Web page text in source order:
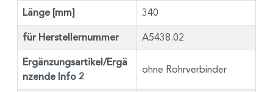
Länge [mm] 340
für Herstellernummer A5438.02
Ergänzungsartikel/Ergä
nzende Info 2
ohne Rohrverbinder